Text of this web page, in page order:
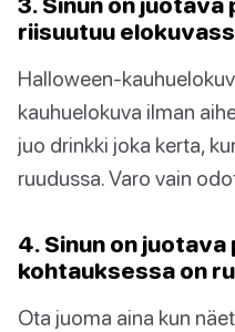
riisuutuu
Halloween-
kauhuelokuva ilman
juo drinkki joka kerta,
ruudussa. Varo vain
4. Sinun on juotava
kohtauksessa on
Ota juoma aina kun